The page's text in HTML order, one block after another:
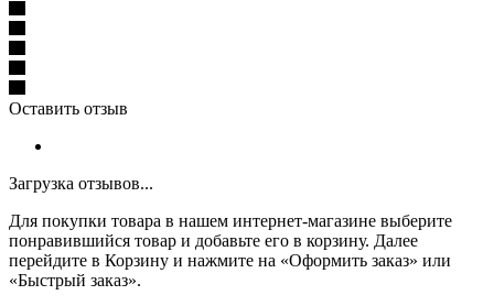
Оставить отзыв
Загрузка отзывов...
Для покупки товара в нашем интернет-магазине выберите
понравившийся товар и добавьте его в корзину. Далее
перейдите в Корзину и нажмите на «Оформить заказ» или
«Быстрый заказ».